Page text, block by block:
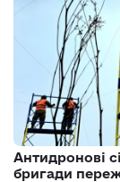
Антидронові
бригади